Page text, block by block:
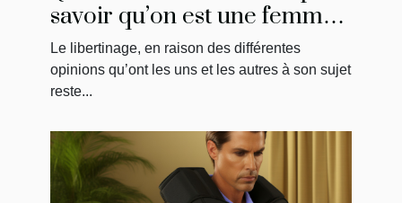
savoir qu’on est une femme
libertine ?
Le libertinage, en raison des différentes
opinions qu’ont les uns et les autres à son sujet
reste...